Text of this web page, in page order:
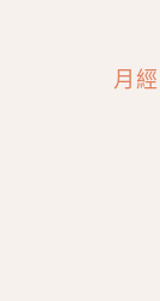
月經